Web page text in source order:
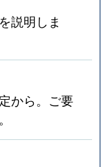
説明しま
から。ご要